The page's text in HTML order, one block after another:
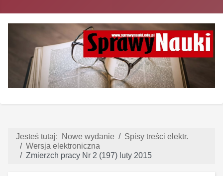
Jesteś tutaj: Nowe wydanie
Spisy treści elektr.
Wersja elektroniczna
Zmierzch pracy Nr 2 (197) luty 2015